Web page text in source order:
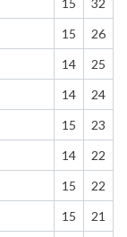
15 26
14 25
14 24
15 23
14 22
15 22
15 21